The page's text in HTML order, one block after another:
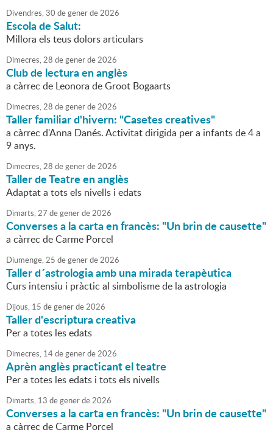
Divendres,30 degenerde2026
Escola de Salut:
Millora els teus dolors articulars
Dimecres,28 degenerde2026
Club de lectura en anglès
a càrrec de Leonora de Groot Bogaarts
Dimecres,28 degenerde2026
Taller familiar d'hivern: "Casetes creatives"
a càrrec d'Anna Danés. Activitat dirigida per a infants de 4 a
9 anys.
Dimecres,28 degenerde2026
Taller de Teatre en anglès
Adaptat a tots els nivells i edats
Dimarts,27 degenerde2026
Converses a la carta en francès: "Un brin de causette"
a càrrec de Carme Porcel
Diumenge,25 degenerde2026
Taller d´astrologia amb una mirada terapèutica
Curs intensiu i pràctic al simbolisme de la astrologia
Dijous, 15 degenerde2026
Taller d'escriptura creativa
Per a totes les edats
Dimecres, 14degenerde2026
Aprèn anglès practicant el teatre
Per a totes les edats i tots els nivells
Dimarts, 13 degenerde2026
Converses a la carta en francès: "Un brin de causette"
a càrrec de Carme Porcel